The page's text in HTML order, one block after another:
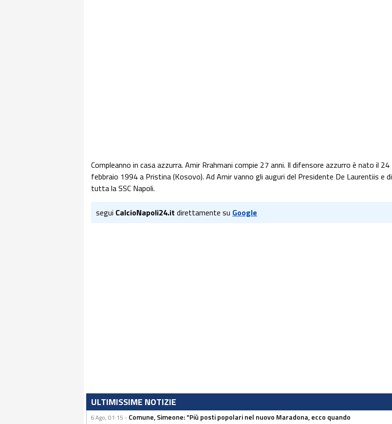
Compleanno in casa azzurra. Amir Rrahmani compie 27 anni. Il difensore azzurro è nato il 24
febbraio 1994 a Pristina (Kosovo). Ad Amir vanno gli auguri del Presidente De Laurentiis e di
tutta la SSC Napoli.
segui CalcioNapoli24.it direttamente su Google
ULTIMISSIME NOTIZIE
6 Ago, 01:15 - Comune, Simeone: "Più posti popolari nel nuovo Maradona, ecco quando